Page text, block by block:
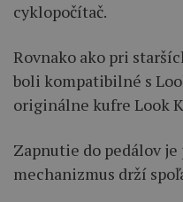
cyklopočítač.
Rovnako ako pri
boli kompatibilné s
originálne kufre Look
Zapnutie do pedálov
mechanizmus drží